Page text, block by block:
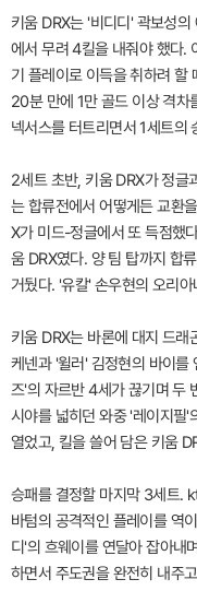
키움 DRX는 '비디디' 곽보성
에서 무려 4킬을 내줘야 했다.
기 플레이로 이득을 취하려 할
20분 만에 1만 골드 이상 격차
넥서스를 터트리면서 1세트의
2세트 초반, 키움 DRX가 정글
는 합류전에서 어떻게든 교환
X가 미드-정글에서 또 득점했
움 DRX였다. 양 팀 탑까지 합
거뒀다. '유칼' 손우현의 오리
키움 DRX는 바론에 대지 드
케넨과 '윌러' 김정현의 바이를
즈'의 자르반 4세가 끊기며 두
시야를 넓히던 와중 '레이지필'
열었고, 킬을 쓸어 담은 키움
승패를 결정할 마지막 3세트.
바텀의 공격적인 플레이를 역
디'의 흐웨이를 연달아 잡아내
하면서 주도권을 완전히 내주